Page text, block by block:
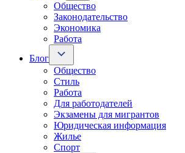
Общество
Законодательство
Экономика
Работа
Блог
Общество
Стиль
Работа
Для работодателей
Экзамены для мигрантов
Юридическая информация
Жилье
Спорт